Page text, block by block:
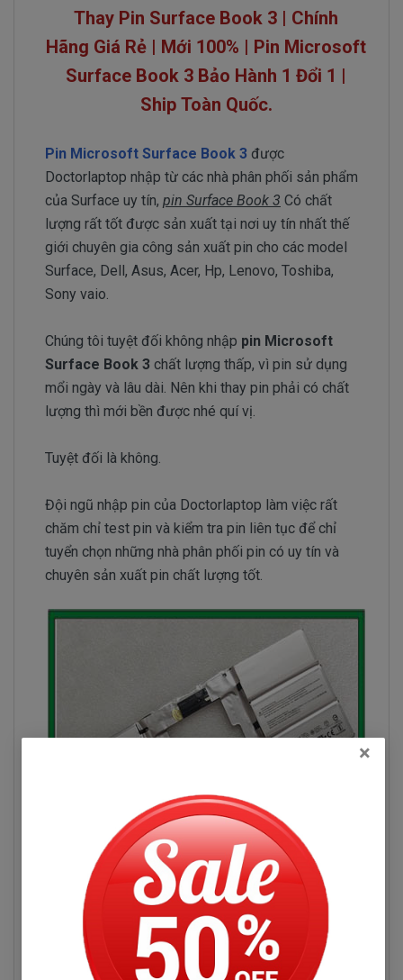
Thay Pin Surface Book 3 | Chính
Hãng Giá Rẻ | Mới 100% | Pin Microsoft
Surface Book 3 Bảo Hành 1 Đổi 1 |
Ship Toàn Quốc.
Pin Microsoft Surface Book 3 được
Doctorlaptop nhập từ các nhà phân phối sản phẩm
của Surface uy tín, pin Surface Book 3 Có chất
lượng rất tốt được sản xuất tại nơi uy tín nhất thế
giới chuyên gia công sản xuất pin cho các model
Surface, Dell, Asus, Acer, Hp, Lenovo, Toshiba,
Sony vaio.
Chúng tôi tuyệt đối không nhập pin Microsoft
Surface Book 3 chất lượng thấp, vì pin sử dụng
mổi ngày và lâu dài. Nên khi thay pin phải có chất
lượng thì mới bền được nhé quí vị.
Tuyệt đối là không.
Đội ngũ nhập pin của Doctorlaptop làm việc rất
chăm chỉ test pin và kiểm tra pin liên tục để chỉ
tuyển chọn những nhà phân phối pin có uy tín và
chuyên sản xuất pin chất lượng tốt.
Hình pin Microsoft Surface Book 3
Đọc thêm
Hỏi đáp
×